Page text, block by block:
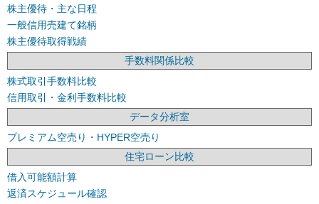
株主優待・主な日程
一般信用売建て銘柄
株主優待取得戦績
手数料関係比較
株式取引手数料比較
信用取引・金利手数料比較
データ分析室
プレミアム空売り・HYPER空売り
住宅ローン比較
借入可能額計算
返済スケジュール確認